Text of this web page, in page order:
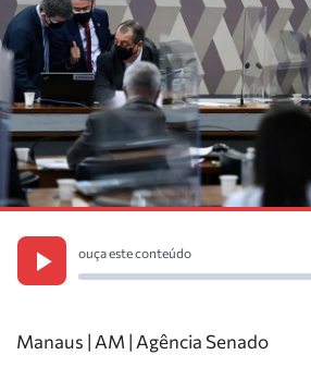
ouça este conteúdo
Manaus | AM | Agência Senado